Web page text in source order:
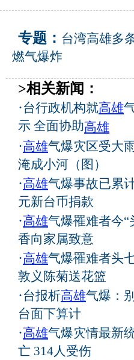
专题： 台湾高雄多
燃气爆炸
>相关新闻：
·台行政机构就高雄
示 全面协助高雄
·高雄气爆灾区受大
淹成小河（图）
·高雄气爆事故已累
元新台币捐款
·高雄气爆罹难者今“
香向家属致意
·高雄气爆罹难者头
敦义陈菊送花篮
·台报析高雄气爆：
台面下算计
·高雄气爆灾情最新
亡 314人受伤